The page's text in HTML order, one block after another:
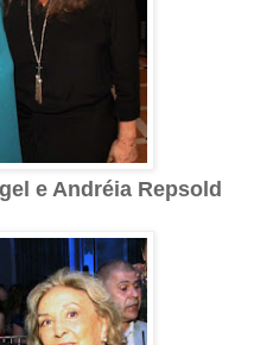
e Andréia Repsold